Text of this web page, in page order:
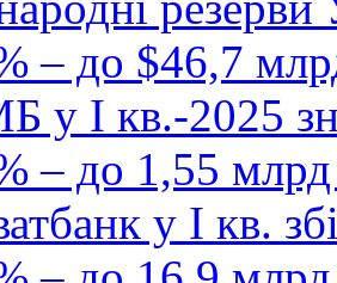
– до $46,7
у I кв.-2025
– до 1,55
у І кв.